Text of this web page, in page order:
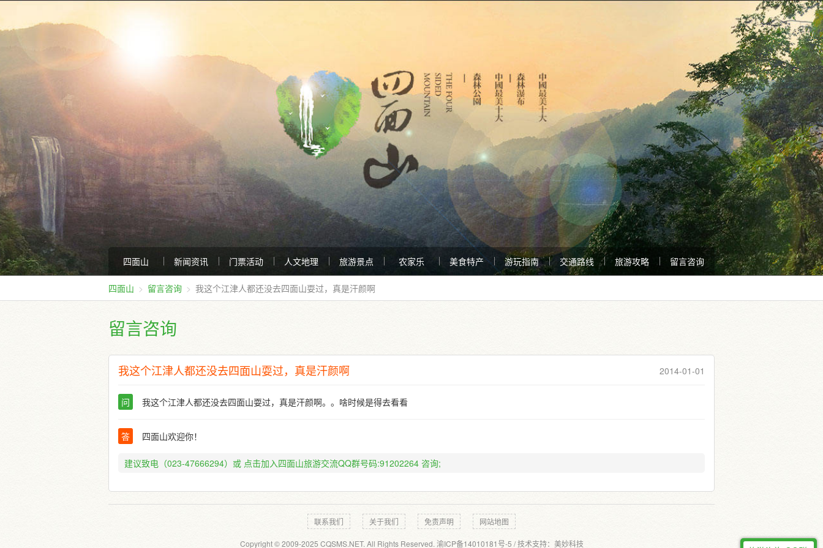
四面山 新闻资讯 门票活动 人文地理 旅游景点 农家乐 美食特产 游玩指南 交通路线 旅游攻略 留言咨询
四面山 留言咨询 我这个江津人都还没去四面山耍过，真是汗颜啊
留言咨询
我这个江津人都还没去四面山耍过，真是汗颜啊 2014-01-01
问 我这个江津人都还没去四面山耍过，真是汗颜啊。。啥时候是得去看看
答 四面山欢迎你！
建议致电（023-47666294）或 点击加入四面山旅游交流QQ群号码:91202264 咨询;
联系我们 关于我们 免责声明 网站地图
Copyright © 2009-2025 CQSMS.NET. All Rights Reserved. 渝ICP备14010181号-5 / 技术支持： 美妙科技